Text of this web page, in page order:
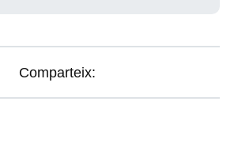
Comparteix: